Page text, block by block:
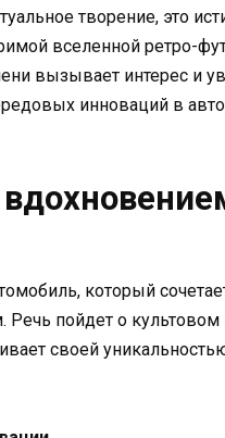
творение, это
вселенной ретро-
вызывает интерес и
инноваций в
который
пойдет о культовом
своей